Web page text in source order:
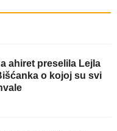
ahiret preselila Lejla
o kojoj su svi